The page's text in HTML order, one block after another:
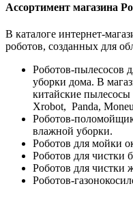
Ассортимент магазина
В каталоге интернет-
роботов, созданных для
Роботов-пылесосов
уборки дома. В
китайские
Xrobot, Panda,
Роботов-
влажной уборки.
Роботов для мойки
Роботов для чистки
Роботов для чистки
Роботов-